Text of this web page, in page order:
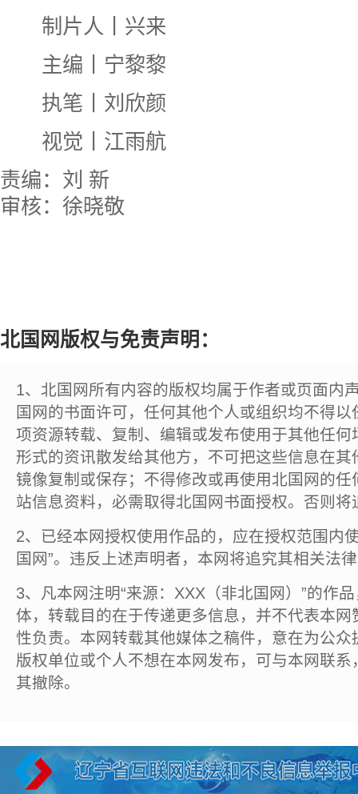
制片人丨兴来
主编丨宁黎黎
执笔丨刘欣颜
视觉丨江雨航
责编：刘 新
审核：徐晓敬
北国网版权与免责声明：
1、北国网所有内容的版权均属于作者或页面内
国网的书面许可，任何其他个人或组织均不得
项资源转载、复制、编辑或发布使用于其他任
形式的资讯散发给其他方，不可把这些信息在
镜像复制或保存；不得修改或再使用北国网的
站信息资料，必需取得北国网书面授权。否则将
2、已经本网授权使用作品的，应在授权范围内
国网”。违反上述声明者，本网将追究其相关法
3、凡本网注明“来源：XXX（非北国网）”的作
体，转载目的在于传递更多信息，并不代表本
性负责。本网转载其他媒体之稿件，意在为公
版权单位或个人不想在本网发布，可与本网联
其撤除。